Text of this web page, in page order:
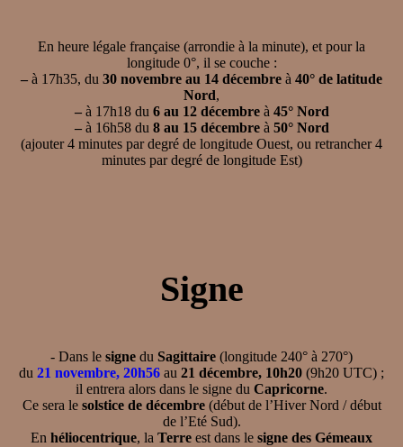
En heure légale française (arrondie à la minute), et pour la
longitude 0°, il se couche :
– à 17h35, du 30 novembre au 14 décembre à 40° de latitude
Nord,
–à 17h18 du 6 au 12 décembreà 45° Nord
–à 16h58 du 8 au 15 décembreà 50° Nord
(ajouter 4 minutes par degré de longitude Ouest, ou retrancher 4
minutes par degré de longitude Est)
Signe
- Dans le signe du Sagittaire (longitude 240° à 270°)
du 21 novembre, 20h56 au 21 décembre, 10h20 (9h20 UTC) ;
il entrera alors dans le signe du Capricorne.
Ce sera le solstice de décembre(début de l’Hiver Nord / début
de l’Eté Sud).
En héliocentrique, la Terre est dans le signe des Gémeaux